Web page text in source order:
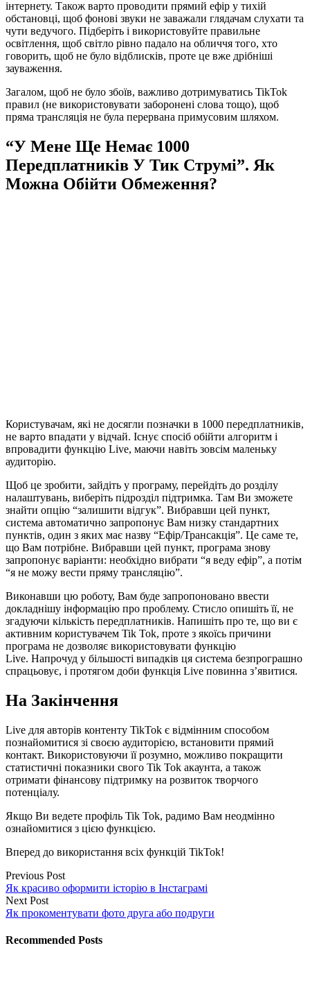
інтернету. Також варто проводити прямий ефір у тихій
обстановці, щоб фонові звуки не заважали глядачам слухати та
чути ведучого. Підберіть і використовуйте правильне
освітлення, щоб світло рівно падало на обличчя того, хто
говорить, щоб не було відблисків, проте це вже дрібніші
зауваження.
Загалом, щоб не було збоїв, важливо дотримуватись TikTok
правил (не використовувати заборонені слова тощо), щоб
пряма трансляція не була перервана примусовим шляхом.
“У Мене Ще Немає 1000
Передплатників У Тик Струмі”. Як
Можна Обійти Обмеження?
Користувачам, які не досягли позначки в 1000 передплатників,
не варто впадати у відчай. Існує спосіб обійти алгоритм і
впровадити функцію Live, маючи навіть зовсім маленьку
аудиторію.
Щоб це зробити, зайдіть у програму, перейдіть до розділу
налаштувань, виберіть підрозділ підтримка. Там Ви зможете
знайти опцію “залишити відгук”. Вибравши цей пункт,
система автоматично запропонує Вам низку стандартних
пунктів, один з яких має назву “Ефір/Трансакція”. Це саме те,
що Вам потрібне. Вибравши цей пункт, програма знову
запропонує варіанти: необхідно вибрати “я веду ефір”, а потім
“я не можу вести пряму трансляцію”.
Виконавши цю роботу, Вам буде запропоновано ввести
докладнішу інформацію про проблему. Стисло опишіть її, не
згадуючи кількість передплатників. Напишіть про те, що ви є
активним користувачем Tik Tok, проте з якоїсь причини
програма не дозволяє використовувати функцію
Live. Напрочуд у більшості випадків ця система безпрограшно
спрацьовує, і протягом доби функція Live повинна з’явитися.
На Закінчення
Live для авторів контенту TikTok є відмінним способом
познайомитися зі своєю аудиторією, встановити прямий
контакт. Використовуючи її розумно, можливо покращити
статистичні показники свого Tik Tok акаунта, а також
отримати фінансову підтримку на розвиток творчого
потенціалу.
Якщо Ви ведете профіль Tik Tok, радимо Вам неодмінно
ознайомитися з цією функцією.
Вперед до використання всіх функцій TikTok!
Previous Post
Як красиво оформити історію в Інстаграмі
Next Post
Як прокоментувати фото друга або подруги
Recommended Posts